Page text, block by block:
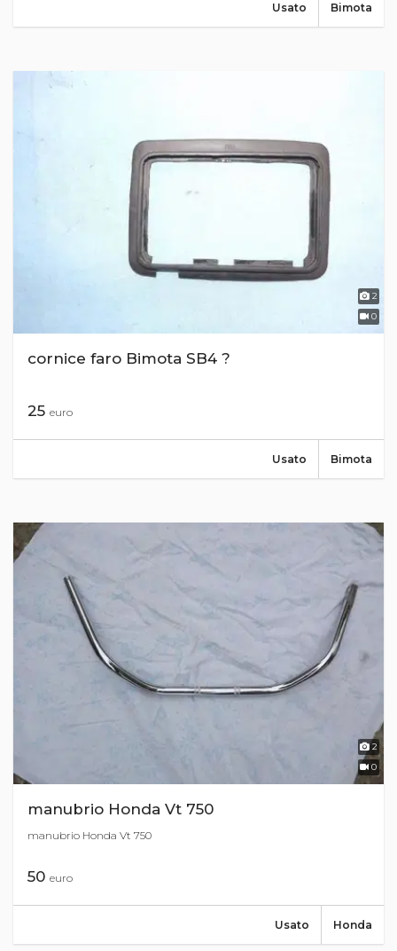
Bimota
Usato
2
0
cornice faro Bimota SB4 ?
25 euro
Bimota
Usato
2
0
manubrio Honda Vt 750
manubrio Honda Vt 750
50 euro
Honda
Usato